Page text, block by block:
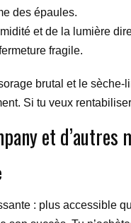
des épaules.
et de la lumière
fragile.
brutal et le
Si tu veux
et d’autres
: plus accessible